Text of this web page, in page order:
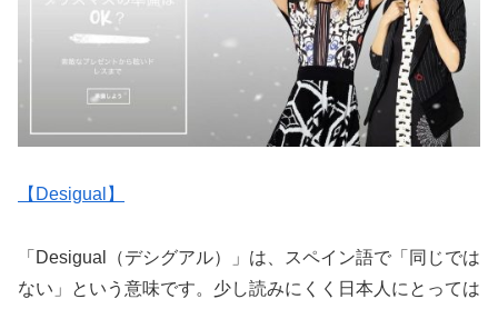
【Desigual】
「Desigual（デシグアル）」は、スペイン語で「同じでは
ない」という意味です。少し読みにくく日本人にとっては